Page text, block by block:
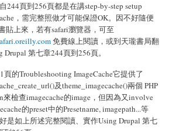
244頁到256頁都是在講step-by-step setup
，需完整照做才可能保證OK。因不好隨便
貼上來，若有safari瀏覽器，可至
免費線上閱讀，或到天瓏書局翻
Drupal 第七章244頁到256頁。
頁的Troubleshooting ImageCache它提供了
及theme_imagecache()兩個 PHP
來檢查imagecache的image，但因為又involve
的preset中的Presetname, imagepath...等
是如上所述完整閱讀、實作Using Drupal 第七